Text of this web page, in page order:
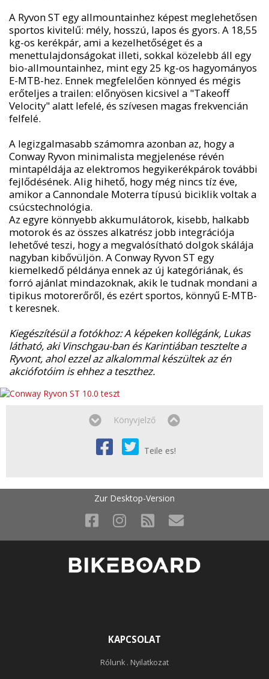
A Ryvon ST egy allmountainhez képest meglehetősen
sportos kivitelű: mély, hosszú, lapos és gyors. A 18,55
kg-os kerékpár, ami a kezelhetőséget és a
menettulajdonságokat illeti, sokkal közelebb áll egy
bio-allmountainhez, mint egy 25 kg-os hagyományos
E-MTB-hez. Ennek megfelelően könnyed és mégis
erőteljes a trailen: előnyösen kicsivel a "Takeoff
Velocity" alatt lefelé, és szívesen magas frekvencián
felfelé.
A legizgalmasabb számomra azonban az, hogy a
Conway Ryvon minimalista megjelenése révén
mintapéldája az elektromos hegyikerékpárok további
fejlődésének. Alig hihető, hogy még nincs tíz éve,
amikor a Cannondale Moterra típusú biciklik voltak a
csúcstechnológia.
Az egyre könnyebb akkumulátorok, kisebb, halkabb
motorok és az összes alkatrész jobb integrációja
lehetővé teszi, hogy a megvalósítható dolgok skálája
nagyban kibővüljön. A Conway Ryvon ST egy
kiemelkedő példánya ennek az új kategóriának, és
forró ajánlat mindazoknak, akik le tudnak mondani a
tipikus motorerőről, és ezért sportos, könnyű E-MTB-
t keresnek.
Kiegészítésül a fotókhoz: A képeken kollégánk, Lukas
látható, aki Vinschgau-ban és Karintiában tesztelte a
Ryvont, ahol ezzel az alkalommal készültek az én
akciófotóim is ehhez a teszthez.
Könyvjelző
Teile es!
Zur Desktop-Version
KAPCSOLAT
Rólunk . Nyilatkozat